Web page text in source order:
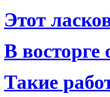
Этот
В восторге
Такие